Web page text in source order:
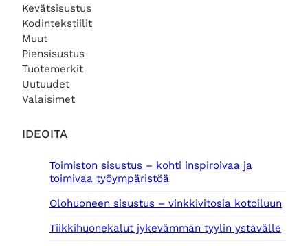
Kevätsisustus
Kodintekstiilit
Muut
Piensisustus
Tuotemerkit
Uutuudet
Valaisimet
IDEOITA
Toimiston sisustus – kohti inspiroivaa ja
toimivaa työympäristöä
Olohuoneen sisustus – vinkkivitosia kotoiluun
Tiikkihuonekalut jykevämmän tyylin ystävälle